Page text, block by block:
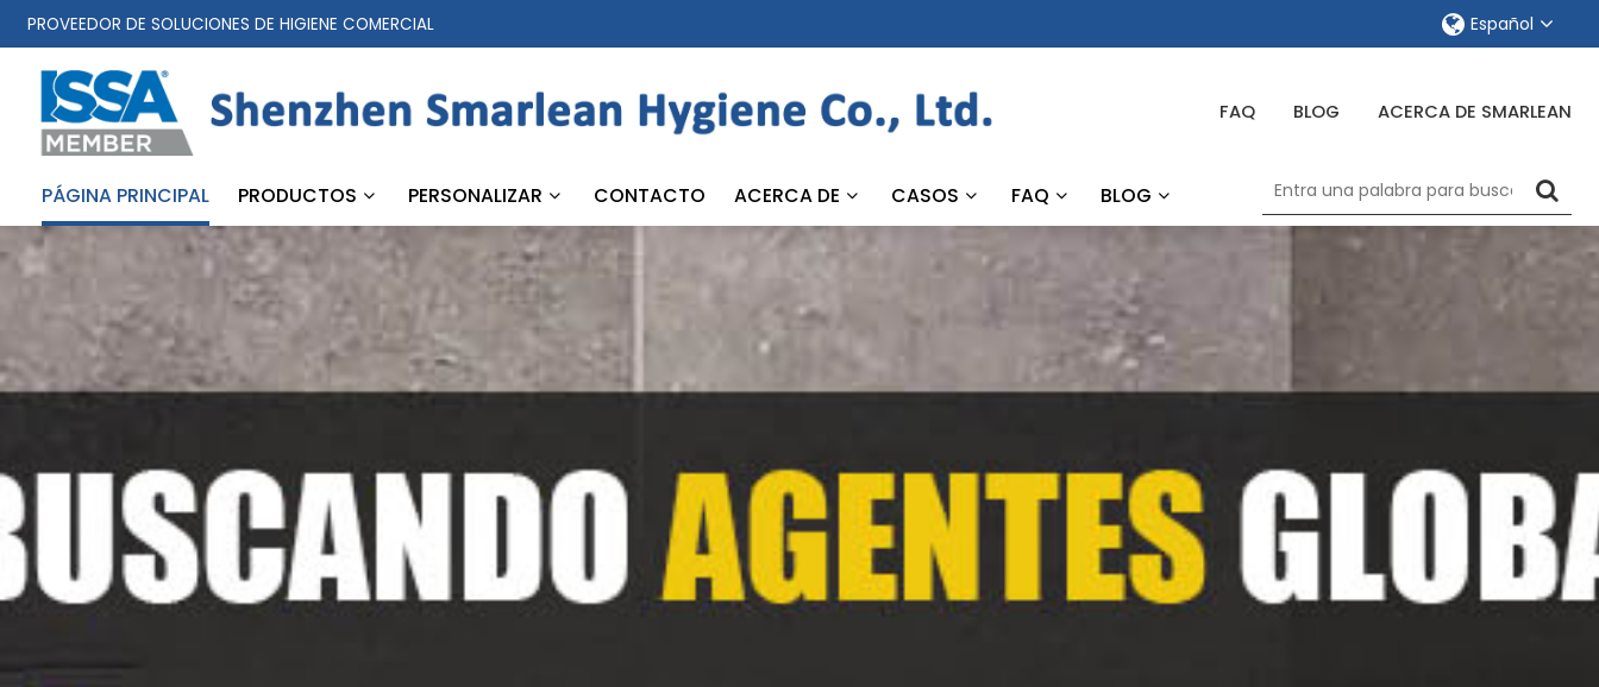
PROVEEDOR DE SOLUCIONES DE HIGIENE COMERCIAL Español
FAQ BLOG ACERCA DE SMARLEAN
PÁGINA PRINCIPAL PRODUCTOS PERSONALIZAR CONTACTO ACERCA DE CASOS FAQ BLOG